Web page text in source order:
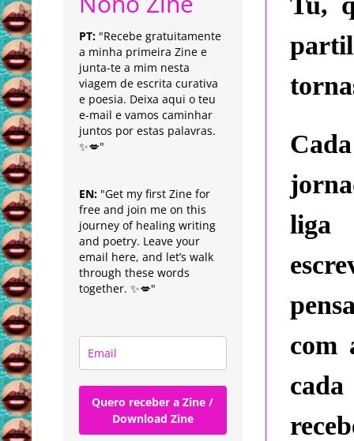
liga
com
PT: "Recebe gratuitamente
a minha primeira Zine e
junta-te a mim nesta
viagem de escrita curativa
e poesia. Deixa aqui o teu
e-mail e vamos caminhar
juntos por estas palavras.
✨💋"
EN: "Get my first Zine for
free and join me on this
journey of healing writing
and poetry. Leave your
email here, and let’s walk
through these words
together. ✨💋"
Quero receber a Zine /
Download Zine